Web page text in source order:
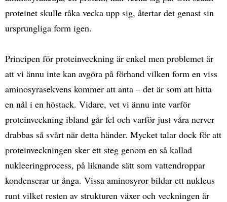
proteinet skulle råka vecka upp sig, återtar det genast sin
ursprungliga form igen.
Principen för proteinveckning är enkel men problemet är
att vi ännu inte kan avgöra på förhand vilken form en viss
aminosyrasekvens kommer att anta – det är som att hitta
en nål i en höstack. Vidare, vet vi ännu inte varför
proteinveckning ibland går fel och varför just våra nerver
drabbas så svårt när detta händer. Mycket talar dock för att
proteinveckningen sker ett steg genom en så kallad
nukleeringprocess, på liknande sätt som vattendroppar
kondenserar ur ånga. Vissa aminosyror bildar ett nukleus
runt vilket resten av strukturen växer och veckningen är